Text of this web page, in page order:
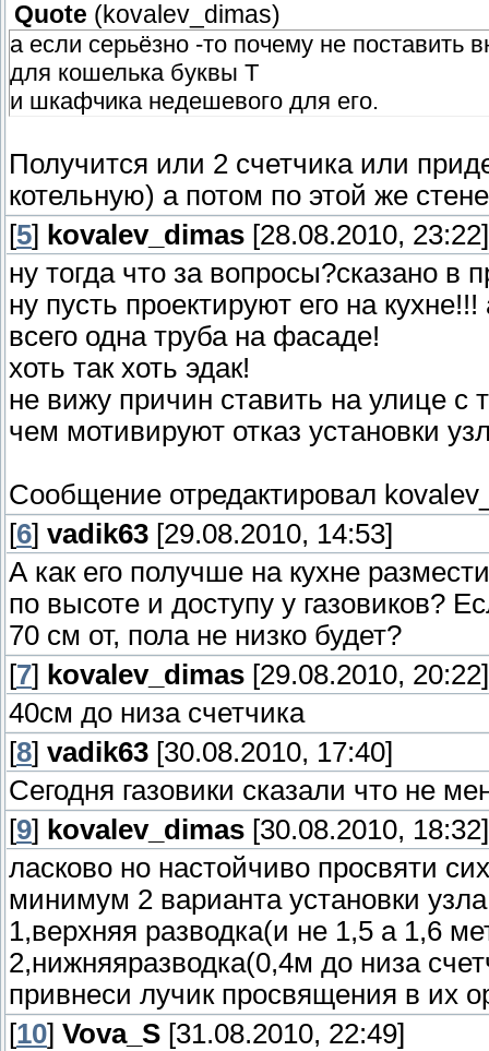
Quote (kovalev_dimas)
а если серьёзно -то почему не поставить
для кошелька буквы Т
и шкафчика недешевого для его.
Получится или 2 счетчика или
котельную) а потом по этой же
[5] kovalev_dimas [28.08.2010, 23:22]
ну тогда что за вопросы?сказано в
ну пусть проектируют его на
всего одна труба на фасаде!
хоть так хоть эдак!
не вижу причин ставить на улице с
чем мотивируют отказ установки
Сообщение отредактировал
[6] vadik63 [29.08.2010, 14:53]
А как его получше на кухне
по высоте и доступу у газовиков?
70 см от, пола не низко будет?
[7] kovalev_dimas [29.08.2010, 20:22]
40см до низа счетчика
[8] vadik63 [30.08.2010, 17:40]
Сегодня газовики сказали что не
[9] kovalev_dimas [30.08.2010, 18:32]
ласково но настойчиво просвяти
минимум 2 варианта установки
1,верхняя разводка(и не 1,5 а 1,6
2,нижняяразводка(0,4м до низа
привнеси лучик просвящения в их
[10] Vova_S [31.08.2010, 22:49]